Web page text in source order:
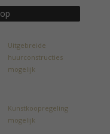
Uitgebreide
huurconstructies
mogelijk
Kunstkoopregeling
mogelijk